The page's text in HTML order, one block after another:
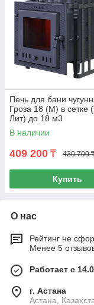
Печь для бани
Гроза 18 (М) в сетке
Лит) до 18 м3
В наличии
409 200 ₸ 430 700
Купить
О нас
Рейтинг не
Менее 5
Работает с
г. Астана
Астана,